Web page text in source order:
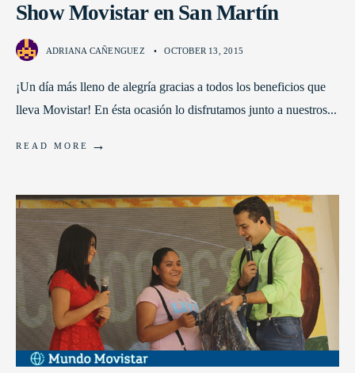
Show Movistar en San Martín
ADRIANA CAÑENGUEZ • OCTOBER 13, 2015
¡Un día más lleno de alegría gracias a todos los beneficios que
lleva Movistar! En ésta ocasión lo disfrutamos junto a nuestros...
READ MORE →